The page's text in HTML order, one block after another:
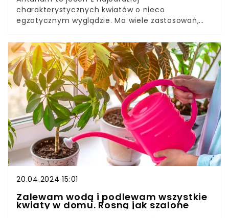
charakterystycznych kwiatów o nieco
egzotycznym wyglądzie. Ma wiele zastosowań,
nadaje się także do uprawy w doniczce.Aby na
dłużej cieszyć się pięknymi kolorami anturium i
zapewnić obfite kwitnienie tej niezwykłej rośliny,
warto przy jego uprawie zastosować kilka trików i
wykorzystać niezawodny przepis na nawóz.
20.04.2024 15:01
Zalewam wodą i podlewam wszystkie
kwiaty w domu. Rosną jak szalone